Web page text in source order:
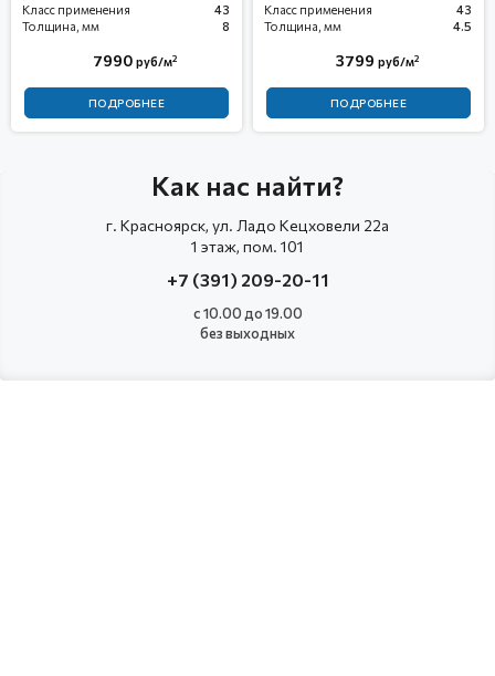
Класс применения
43
Толщина, мм
8
7990 руб/м2
ПОДРОБНЕЕ
Класс применения
43
Толщина, мм
4.5
3799 руб/м2
ПОДРОБНЕЕ
Как нас найти?
г. Красноярск, ул. Ладо Кецховели 22а
1 этаж, пом. 101
+7 (391) 209-20-11
с 10.00 до 19.00
без выходных